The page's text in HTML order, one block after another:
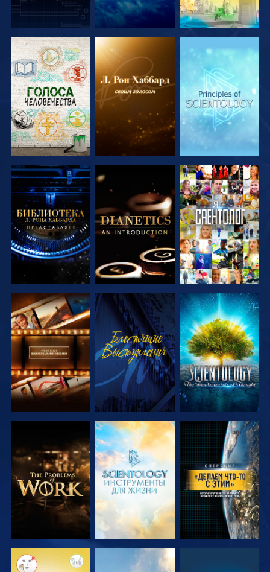
СМОТРЕТЬ
ПЕРЕДАЧИ
СМОТРЕТЬ
ПЕРЕДАЧИ
СМОТРЕТЬ
ПЕРЕДАЧИ
СМОТРЕТЬ
ПЕРЕДАЧИ
СМОТРЕТЬ
ПЕРЕДАЧИ
СМОТРЕТЬ
СМОТРЕТЬ
ПЕРЕДАЧИ
СМОТРЕТЬ
СМОТРЕТЬ
ПЕРЕДАЧИ
СМОТРЕТЬ
ПЕРЕДАЧИ
СМОТРЕТЬ
ПЕРЕДАЧИ
СМОТРЕТЬ